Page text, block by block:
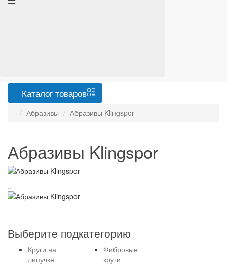
Каталог товаров
Абразивы Абразивы Klingspor
Абразивы Klingspor
..
Выберите подкатегорию
Круги на
липучке
Фибровые
круги